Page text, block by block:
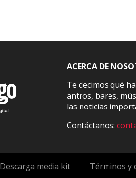
ACERCA DE
Te decimos qué
antros, bares,
las noticias
Contáctanos:
Descarga media kit Términos y